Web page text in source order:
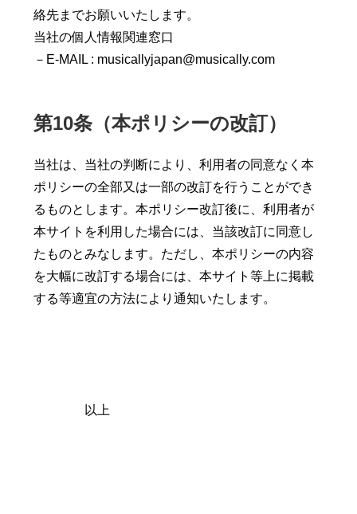
絡先までお願いいたします。
当社の個人情報関連窓口
－E-MAIL : musicallyjapan@musically.com
第10条（本ポリシーの改訂）
当社は、当社の判断により、利用者の同意なく本
ポリシーの全部又は一部の改訂を行うことができ
るものとします。本ポリシー改訂後に、利用者が
本サイトを利用した場合には、当該改訂に同意し
たものとみなします。ただし、本ポリシーの内容
を大幅に改訂する場合には、本サイト等上に掲載
する等適宜の方法により通知いたします。
以上